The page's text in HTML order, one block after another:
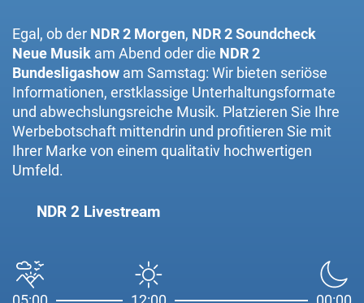
Egal, ob der NDR 2 Morgen, NDR 2 Soundcheck
Neue Musik am Abend oder die NDR 2
Bundesligashow am Samstag: Wir bieten seriöse
Informationen, erstklassige Unterhaltungsformate
und abwechslungsreiche Musik. Platzieren Sie Ihre
Werbebotschaft mittendrin und profitieren Sie mit
Ihrer Marke von einem qualitativ hochwertigen
Umfeld.
NDR 2 Livestream